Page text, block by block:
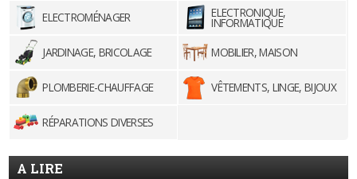
ELECTROMÉNAGER ELECTRONIQUE,
INFORMATIQUE
JARDINAGE, BRICOLAGE
MOBILIER, MAISON
PLOMBERIE-CHAUFFAGE VÊTEMENTS, LINGE, BIJOUX
RÉPARATIONS DIVERSES
A LIRE